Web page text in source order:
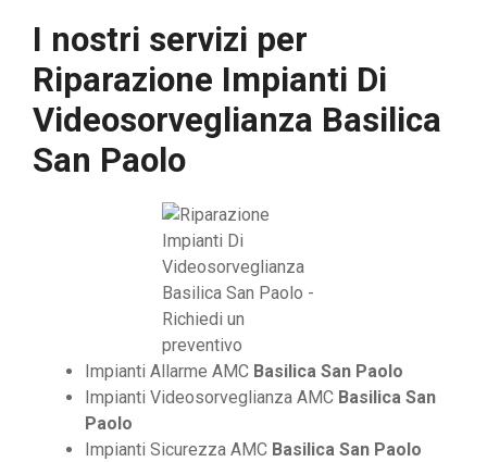
I nostri servizi per
Riparazione Impianti Di
Videosorveglianza Basilica
San Paolo
Impianti Allarme AMC Basilica San Paolo
Impianti Videosorveglianza AMC Basilica San
Paolo
Impianti Sicurezza AMC Basilica San Paolo